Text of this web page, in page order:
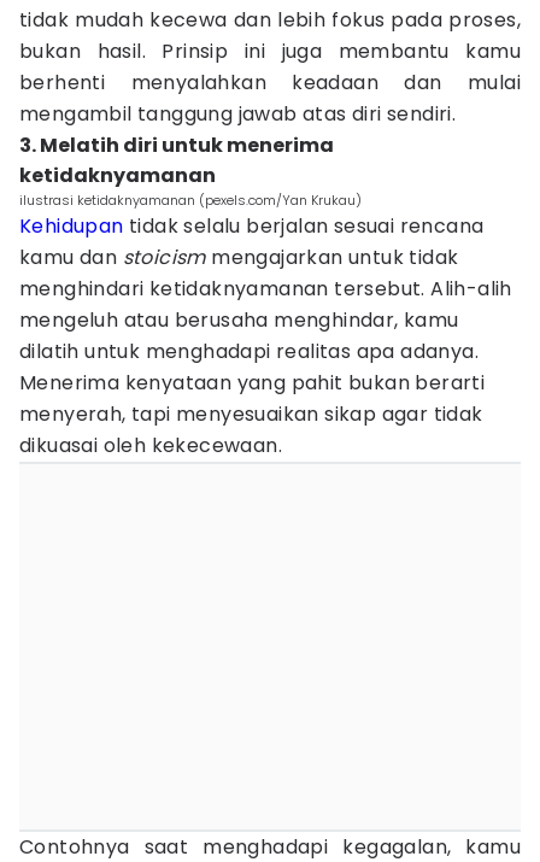
tidak mudah kecewa dan lebih fokus pada proses,
bukan hasil. Prinsip ini juga membantu kamu
berhenti menyalahkan keadaan dan mulai
mengambil tanggung jawab atas diri sendiri.
3. Melatih diri untuk menerima
ketidaknyamanan
ilustrasi ketidaknyamanan (pexels.com/Yan Krukau)
Kehidupan tidak selalu berjalan sesuai rencana
kamu dan stoicism mengajarkan untuk tidak
menghindari ketidaknyamanan tersebut. Alih-alih
mengeluh atau berusaha menghindar, kamu
dilatih untuk menghadapi realitas apa adanya.
Menerima kenyataan yang pahit bukan berarti
menyerah, tapi menyesuaikan sikap agar tidak
dikuasai oleh kekecewaan.
Contohnya saat menghadapi kegagalan, kamu